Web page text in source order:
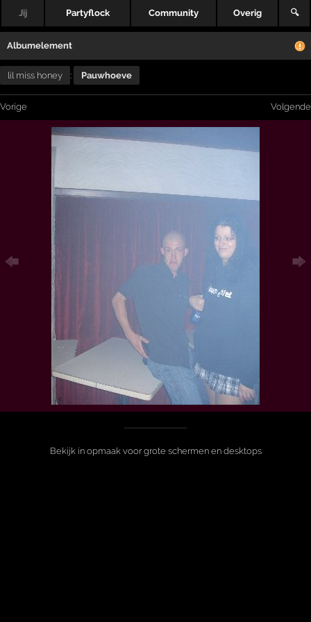
Jij Partyflock Community Overig 🔍
Albumelement
lil miss honey : Pauwhoeve
Vorige Volgende
Bekijk in opmaak voor grote schermen en desktops